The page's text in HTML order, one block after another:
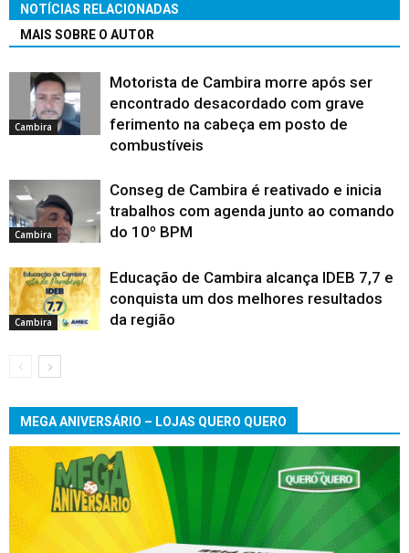
NOTÍCIAS RELACIONADAS
MAIS SOBRE O AUTOR
Cambira
Motorista de Cambira morre após ser
encontrado desacordado com grave
ferimento na cabeça em posto de
combustíveis
Cambira
Conseg de Cambira é reativado e inicia
trabalhos com agenda junto ao comando
do 10º BPM
Cambira
Educação de Cambira alcança IDEB 7,7 e
conquista um dos melhores resultados
da região
MEGA ANIVERSÁRIO – LOJAS QUERO QUERO